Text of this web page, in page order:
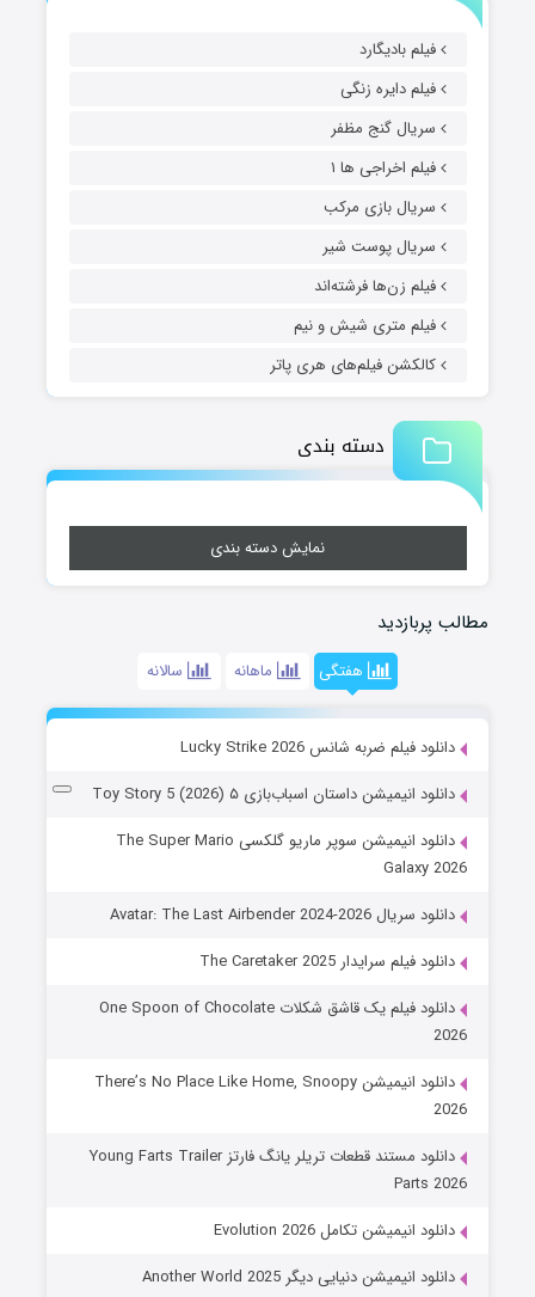
فیلم بادیگارد
فیلم دایره زنگی
سریال گنج مظفر
فیلم اخراجی ها ۱
سریال بازی مرکب
سریال پوست شیر
فیلم زن‌ها فرشته‌اند
فیلم متری شیش و نیم
کالکشن فیلم‌های هری پاتر
دسته بندی
نمایش دسته بندی
مطالب پربازدید
هفتگی ماهانه سالانه
دانلود فیلم ضربه شانس Lucky Strike 2026
دانلود انیمیشن داستان اسباب‌بازی ۵ Toy Story 5 (2026)
دانلود انیمیشن سوپر ماریو گلکسی The Super Mario
Galaxy 2026
دانلود سریال Avatar: The Last Airbender 2024-2026
دانلود فیلم سرایدار The Caretaker 2025
دانلود فیلم یک قاشق شکلات One Spoon of Chocolate
2026
دانلود انیمیشن There’s No Place Like Home, Snoopy
2026
دانلود مستند قطعات تریلر یانگ فارتز Young Farts Trailer
Parts 2026
دانلود انیمیشن تکامل Evolution 2026
دانلود انیمیشن دنیایی دیگر Another World 2025